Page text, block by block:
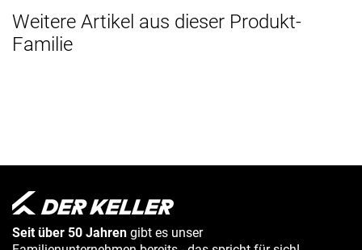
Weitere Artikel aus dieser Produkt-
Familie
Seit über 50 Jahren gibt es unser